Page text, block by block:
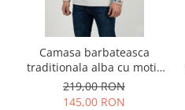
Camasa barbateasca
traditionala alba cu motiv
floral multicolor Sergiu
219,00 RON
145,00 RON